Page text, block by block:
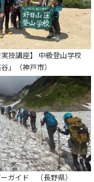
実技講座】 中級登山学校
」（神戸市）
ガイド （長野県）